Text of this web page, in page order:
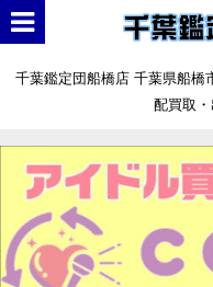
千葉鑑定団船橋店 千葉県船
配買取・